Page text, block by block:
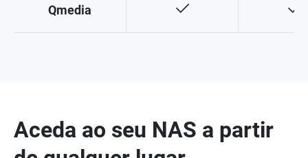
Qmedia
Aceda ao seu NAS a partir